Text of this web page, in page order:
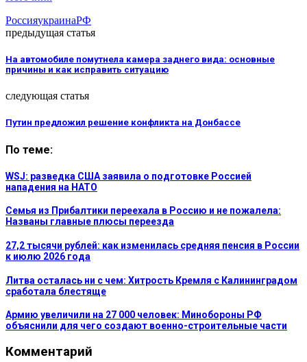
РоссияукраинаРФ
предыдущая статья
На автомобиле помутнела камера заднего вида: основные
причины и как исправить ситуацию
следующая статья
Путин предложил решение конфликта на Донбассе
По теме:
WSJ: разведка США заявила о подготовке Россией
нападения на НАТО
Семья из Прибалтики переехала в Россию и не пожалела:
Названы главные плюсы переезда
27,2 тысячи рублей: как изменилась средняя пенсия в России
к июлю 2026 года
Литва осталась ни с чем: Хитрость Кремля с Калининградом
сработала блестяще
Армию увеличили на 27 000 человек: Минобороны РФ
объяснили для чего создают военно-строительные части
Комментарий